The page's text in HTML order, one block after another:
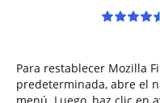
Para restablecer Mozilla
predeterminada, abre el
menú. Luego, haz clic en